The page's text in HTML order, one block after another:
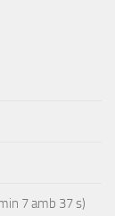
7 amb 37 s)